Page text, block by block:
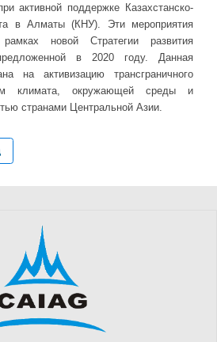
активной поддержке Казахстанско-
в Алматы (КНУ). Эти мероприятия
новой Стратегии развития
в 2020 году. Данная
на активизацию трансграничного
климата, окружающей среды и
странами Центральной Азии.